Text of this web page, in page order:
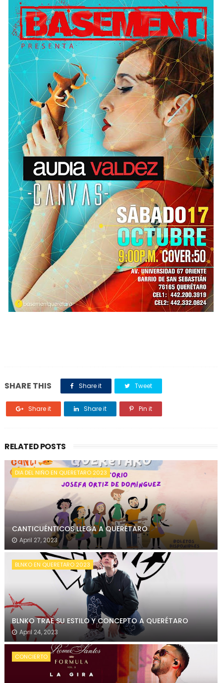
SHARE THIS Share it Tweet
Share it Share it Pin it
RELATED POSTS
DIA DEL NIÑO EN QUERETARO 2023
CANTICUÉNTICOS LLEGA A QUERÉTARO
April 27, 2023
BLNKO EN QUERETARO 2023
BLNKO TRAE SU ESTILO Y CONCEPTO A QUERÉTARO
April 24, 2023
CONCIERTO